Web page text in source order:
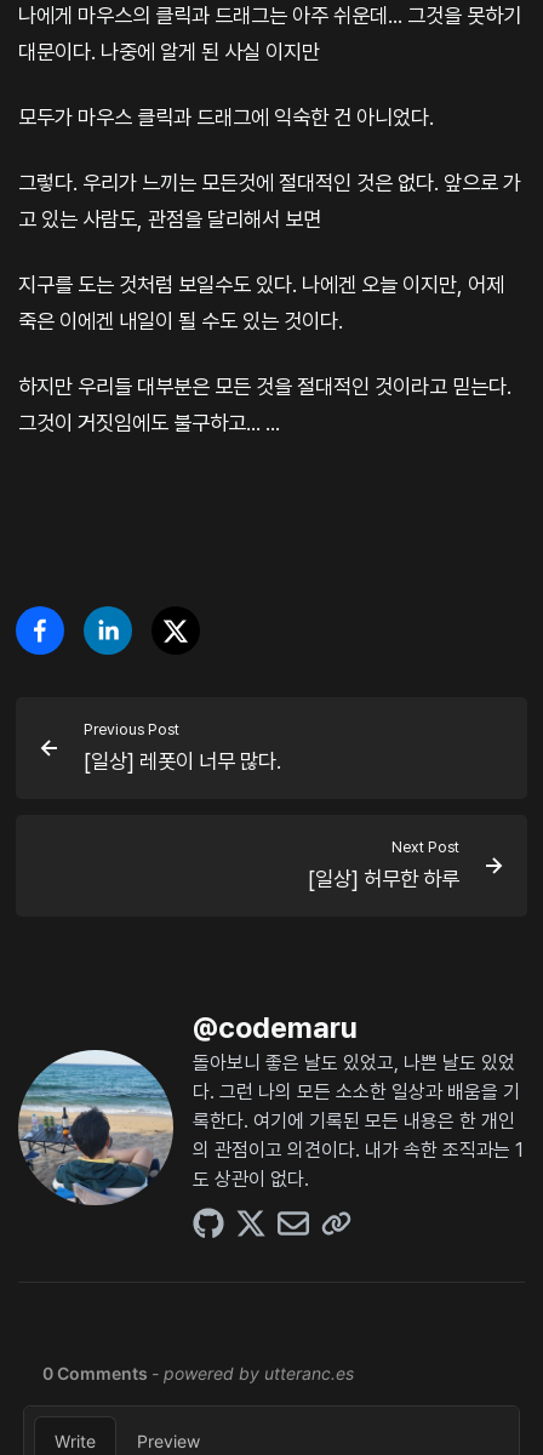
나에게 마우스의 클릭과 드래그는 아주 쉬운데... 그것을 못하기
대문이다. 나중에 알게 된 사실 이지만
모두가 마우스 클릭과 드래그에 익숙한 건 아니었다.
그렇다. 우리가 느끼는 모든것에 절대적인 것은 없다. 앞으로 가
고 있는 사람도, 관점을 달리해서 보면
지구를 도는 것처럼 보일수도 있다. 나에겐 오늘 이지만, 어제
죽은 이에겐 내일이 될 수도 있는 것이다.
하지만 우리들 대부분은 모든 것을 절대적인 것이라고 믿는다.
그것이 거짓임에도 불구하고... ...
Previous Post
[일상] 레폿이 너무 많다.
Next Post
[일상] 허무한 하루
@codemaru
돌아보니 좋은 날도 있었고, 나쁜 날도 있었
다. 그런 나의 모든 소소한 일상과 배움을 기
록한다. 여기에 기록된 모든 내용은 한 개인
의 관점이고 의견이다. 내가 속한 조직과는 1
도 상관이 없다.